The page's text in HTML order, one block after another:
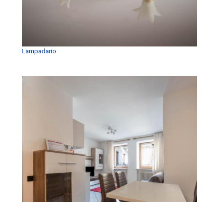
Lampadario